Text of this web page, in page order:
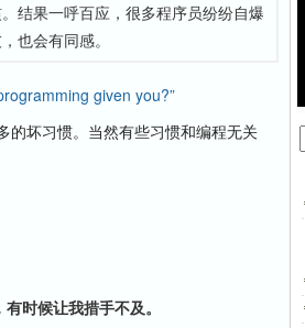
结果一呼百应，很多程序员纷纷自爆
也会有同感。
given you?”
的坏习惯。当然有些习惯和编程无关
时候让我措手不及。